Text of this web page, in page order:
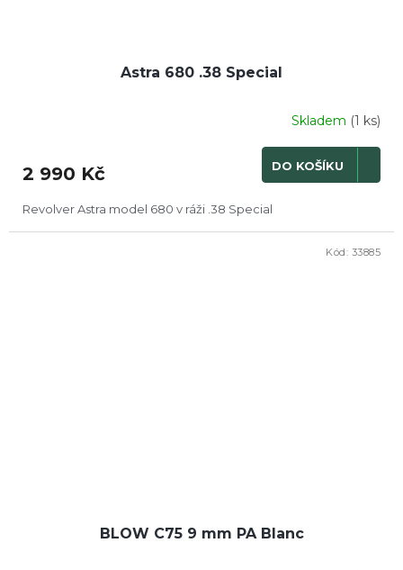
Astra 680 .38 Special
Skladem (1 ks)
2 990 Kč DO KOŠÍKU
Revolver Astra model 680 v ráži .38 Special
BLOW C75 9 mm PA Blanc
Kód: 33885